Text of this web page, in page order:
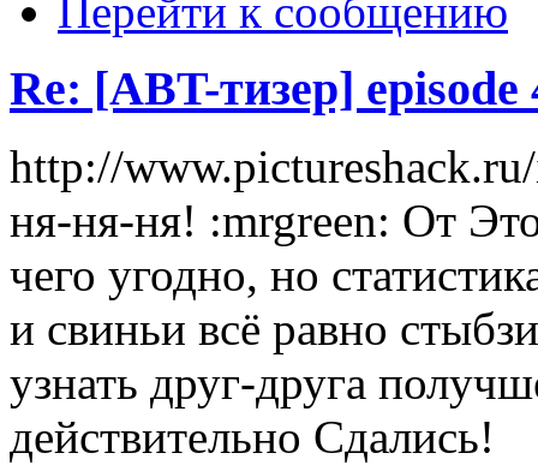
Перейти к сообщению
Re: [ABT-тизер]
http://
ня-ня-ня! :mrgreen: От
чего угодно, но
и свиньи всё равно
узнать друг-друга
действительно Сдались!